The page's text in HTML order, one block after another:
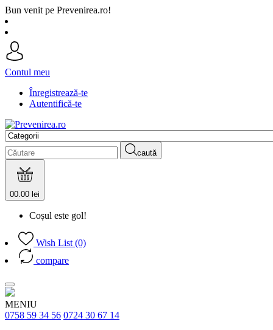
Bun venit pe Prevenirea.ro!
Contul meu
Înregistrează-te
Autentifică-te
caută
00.00 lei
Coșul este gol!
Wish List (0)
compare
MENIU
0758 59 34 56 0724 30 67 14